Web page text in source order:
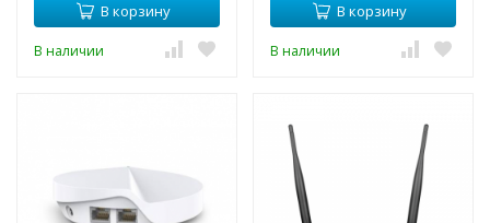
В корзину
В наличии
В корзину
В наличии